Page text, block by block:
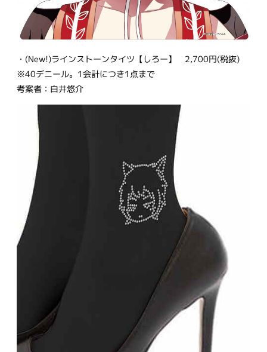
・(New!)ラインストーンタイツ【しろー】 2,700円(税抜)
※40デニール。1会計につき1点まで
考案者：白井悠介